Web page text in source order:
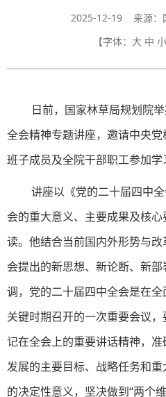
2025-12-19 来源：
【字体： 大 中 小
日前，国家林草局规划院
全会精神专题讲座，邀请中央
班子成员及全院干部职工参加学
讲座以《党的二十届四中
会的重大意义、主要成果及核
读。他结合当前国内外形势与
会提出的新思想、 新论断、新
调，党的二十届四中全会是在
关键时期召开的一次重要会议
记在全会上的重要讲话精神，准
发展的主要目标、战略任务和
的决定性意义，坚决做到“两个维